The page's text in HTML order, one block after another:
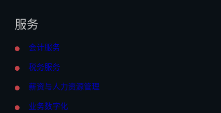
服务
会计服务
税务服务
薪资与人力资源管理
业务数字化